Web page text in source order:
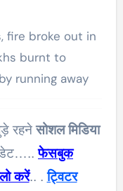
fire broke out in
burnt to
running away
रहनेसोशल मिडिया
फेसबुक
करें.. .ट्विटर